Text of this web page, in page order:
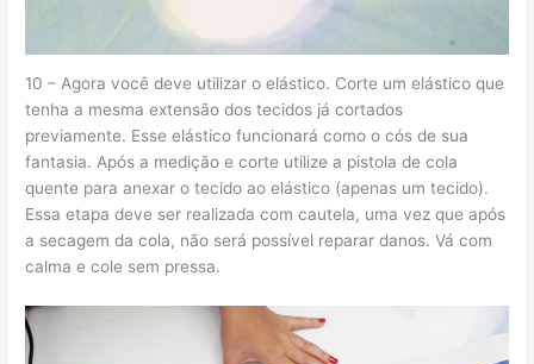
10 – Agora você deve utilizar o elástico. Corte um elástico que
tenha a mesma extensão dos tecidos já cortados
previamente. Esse elástico funcionará como o cós de sua
fantasia. Após a medição e corte utilize a pistola de cola
quente para anexar o tecido ao elástico (apenas um tecido).
Essa etapa deve ser realizada com cautela, uma vez que após
a secagem da cola, não será possível reparar danos. Vá com
calma e cole sem pressa.